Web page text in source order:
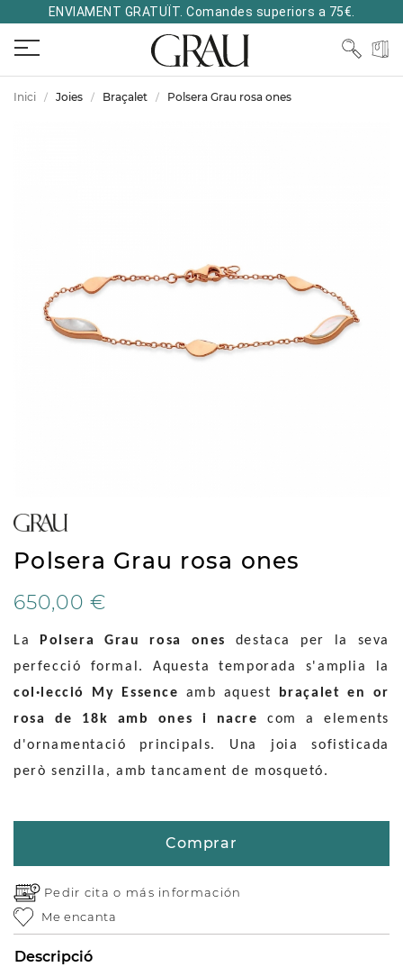
ENVIAMENT GRATUÏT. Comandes superiors a 75€.
Inici Joies Braçalet Polsera Grau rosa ones
Polsera Grau rosa ones
650,00 €
La Polsera Grau rosa ones
destaca per la seva
perfecció formal. Aquesta temporada s'amplia la
col·lecció My Essence
amb aquest
braçalet en or
rosa de 18k
amb ones i nacre
com a elements
d'ornamentació principals. Una joia sofisticada
però senzilla, amb tancament de mosquetó.
Comprar
Pedir cita o más información
Me encanta
Descripció